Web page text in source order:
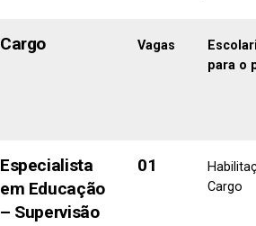
Cargo Vagas
para o
Especialista
em Educação
– Supervisão
01
Cargo